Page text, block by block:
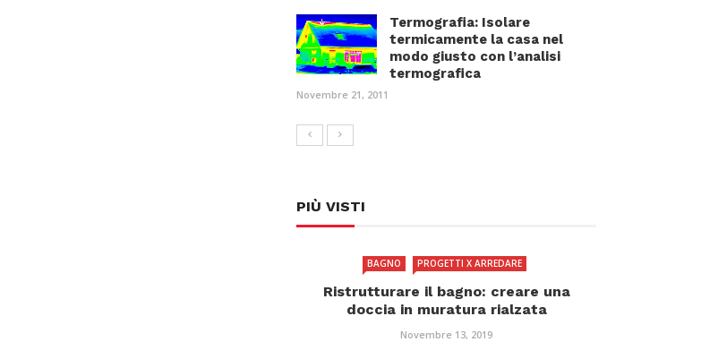
Termografia: Isolare
termicamente la casa nel
modo giusto con l’analisi
termografica
Novembre 21, 2011
PIÙ VISTI
BAGNO PROGETTI X ARREDARE
Ristrutturare il bagno: creare una
doccia in muratura rialzata
Novembre 13, 2019